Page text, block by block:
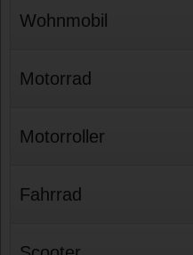
Wohnmobil
Motorrad
Motorroller
Fahrrad